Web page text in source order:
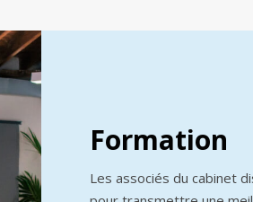
Formation
Les associés du cabinet